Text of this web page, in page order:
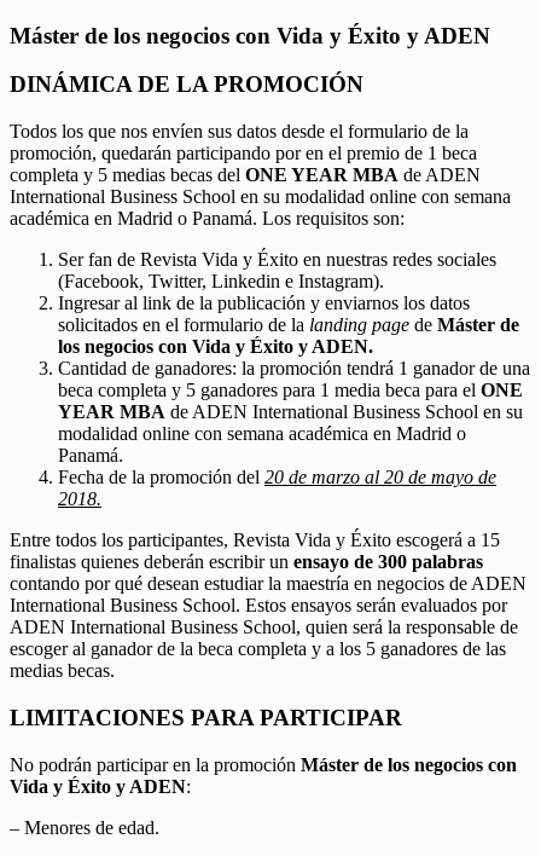
Máster de los negocios con Vida y Éxito y ADEN
DINÁMICA DE LA PROMOCIÓN
Todos los que nos envíen sus datos desde el formulario de la
promoción, quedarán participando por en el premio de 1 beca
completa y 5 medias becas del ONE YEAR MBA de ADEN
International Business School en su modalidad online con semana
académica en Madrid o Panamá. Los requisitos son:
Ser fan de Revista Vida y Éxito en nuestras redes sociales
(Facebook, Twitter, Linkedin e Instagram).
Ingresar al link de la publicación y enviarnos los datos
solicitados en el formulario de la landing page de Máster de
los negocios con Vida y Éxito y ADEN.
Cantidad de ganadores: la promoción tendrá 1 ganador de una
beca completa y 5 ganadores para 1 media beca para el ONE
YEAR MBA de ADEN International Business School en su
modalidad online con semana académica en Madrid o
Panamá.
Fecha de la promoción del 20 de marzo al 20 de mayo de
2018.
Entre todos los participantes, Revista Vida y Éxito escogerá a 15
finalistas quienes deberán escribir un ensayo de 300 palabras
contando por qué desean estudiar la maestría en negocios de ADEN
International Business School. Estos ensayos serán evaluados por
ADEN International Business School, quien será la responsable de
escoger al ganador de la beca completa y a los 5 ganadores de las
medias becas.
LIMITACIONES PARA PARTICIPAR
No podrán participar en la promoción Máster de los negocios con
Vida y Éxito y ADEN:
– Menores de edad.